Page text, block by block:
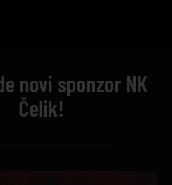
novi sponzor NK
Čelik!